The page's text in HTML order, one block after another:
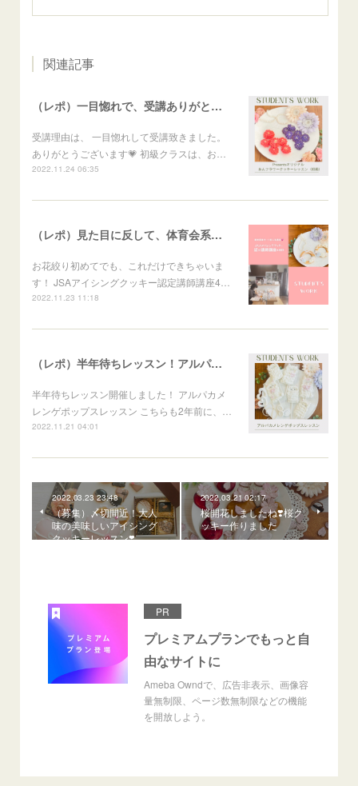
関連記事
（レポ）一目惚れで、受講ありがとうございます🙏
受講理由は、 一目惚れして受講致きました。
ありがとうございます💗 初級クラスは、お…
2022.11.24 06:35
（レポ）見た目に反して、体育会系な回（笑）
お花絞り初めてでも、これだけできちゃいま
す！ JSAアイシングクッキー認定講師講座4…
2022.11.23 11:18
（レポ）半年待ちレッスン！アルパカメレンゲポップス
半年待ちレッスン開催しました！ アルパカメ
レンゲポップスレッスン こちらも2年前に、…
2022.11.21 04:01
2022.03.23 23:48
（募集）〆切間近！大人
味の美味しいアイシング
クッキーレッスン❣️
2022.03.21 02:17
桜開花しましたね❣️桜ク
ッキー作りました
PR
プレミアムプランでもっと自
由なサイトに
Ameba Owndで、広告非表示、画像容
量無制限、ページ数無制限などの機能
を開放しよう。